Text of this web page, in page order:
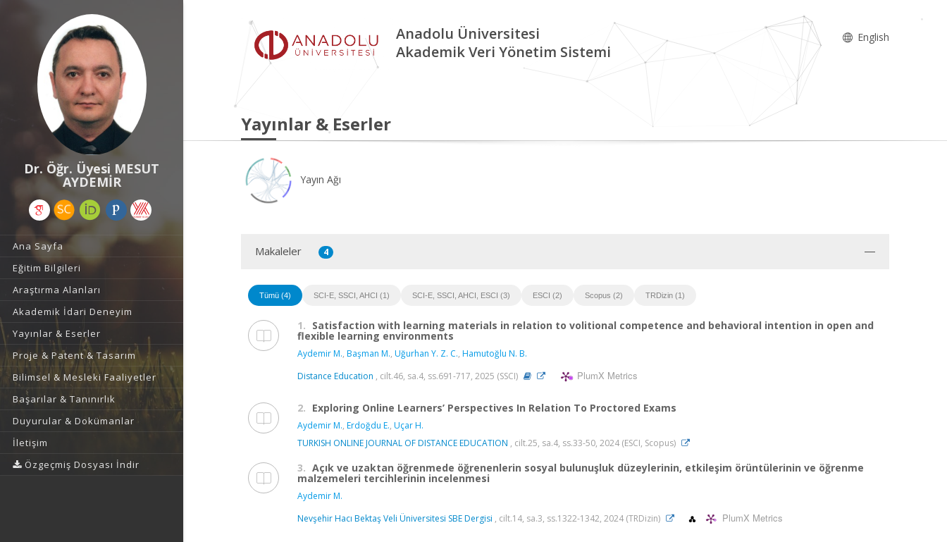
Dr. Öğr. Üyesi MESUT
AYDEMİR
Ana Sayfa
Eğitim Bilgileri
Araştırma Alanları
Akademik İdari Deneyim
Yayınlar & Eserler
Proje & Patent & Tasarım
Bilimsel & Mesleki Faaliyetler
Başarılar & Tanınırlık
Duyurular & Dokümanlar
İletişim
Özgeçmiş Dosyası İndir
Anadolu Üniversitesi
Akademik Veri Yönetim Sistemi
English
Yayınlar & Eserler
Yayın Ağı
Makaleler 4
Tümü (4) SCI-E, SSCI, AHCI (1) SCI-E, SSCI, AHCI, ESCI (3) ESCI (2) Scopus (2) TRDizin (1)
1. Satisfaction with learning materials in relation to volitional competence and behavioral intention in open and
flexible learning environments
Aydemir M., Başman M., Uğurhan Y. Z. C., Hamutoğlu N. B.
Distance Education , cilt.46, sa.4, ss.691-717, 2025 (SSCI) PlumX Metrics
2. Exploring Online Learners’ Perspectives In Relation To Proctored Exams
Aydemir M., Erdoğdu E., Uçar H.
TURKISH ONLINE JOURNAL OF DISTANCE EDUCATION , cilt.25, sa.4, ss.33-50, 2024 (ESCI, Scopus)
3. Açık ve uzaktan öğrenmede öğrenenlerin sosyal bulunuşluk düzeylerinin, etkileşim örüntülerinin ve öğrenme
malzemeleri tercihlerinin incelenmesi
Aydemir M.
Nevşehir Hacı Bektaş Veli Üniversitesi SBE Dergisi , cilt.14, sa.3, ss.1322-1342, 2024 (TRDizin) PlumX Metrics